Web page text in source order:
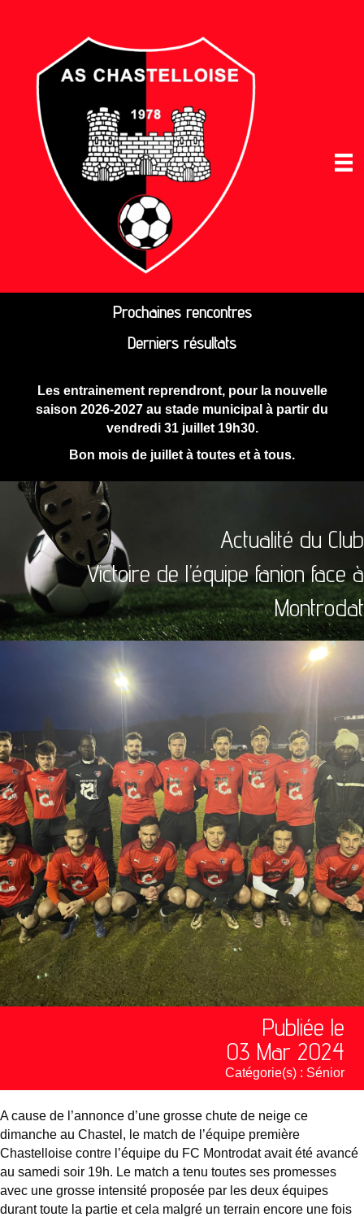
Prochaines rencontres
Derniers résultats
Les entrainement reprendront, pour la nouvelle
saison 2026-2027 au stade municipal à partir du
vendredi 31 juillet 19h30.
Bon mois de juillet à toutes et à tous.
Actualité du Club
Victoire de l’équipe fanion face à
Montrodat
Publiée le
03 Mar 2024
Catégorie(s) : Sénior
A cause de l’annonce d’une grosse chute de neige ce
dimanche au Chastel, le match de l’équipe première
Chastelloise contre l’équipe du FC Montrodat avait été avancé
au samedi soir 19h. Le match a tenu toutes ses promesses
avec une grosse intensité proposée par les deux équipes
durant toute la partie et cela malgré un terrain encore une fois